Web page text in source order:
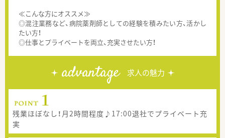
≪こんな方にオススメ≫
◎混注業務など、病院薬剤師としての経験を積みたい方、活かし
たい方！
◎仕事とプライベートを両立、充実させたい方！
advantage 求人の魅力
残業ほぼなし！月2時間程度♪17:00退社でプライベート充
実